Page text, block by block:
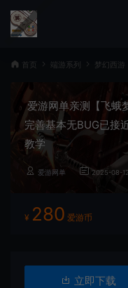
首页 端游系列 梦幻西游
爱游网单亲测【飞蛾
完善基本无BUG已接
教学
爱游网单 2025-08-12
¥ 280 爱游币
立即下载